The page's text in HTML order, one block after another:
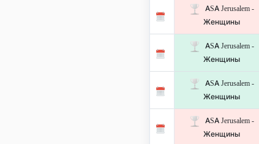
ASA Jerusalem -
Женщины
ASA Jerusalem -
Женщины
ASA Jerusalem -
Женщины
ASA Jerusalem -
Женщины